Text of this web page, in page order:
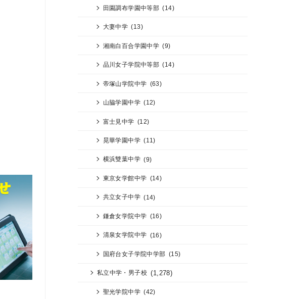
田園調布学園中等部 (14)
大妻中学 (13)
湘南白百合学園中学 (9)
品川女子学院中等部 (14)
帝塚山学院中学 (63)
山脇学園中学 (12)
富士見中学 (12)
晃華学園中学 (11)
横浜雙葉中学 (9)
東京女学館中学 (14)
共立女子中学 (14)
鎌倉女学院中学 (16)
清泉女学院中学 (16)
国府台女子学院中学部 (15)
私立中学・男子校 (1,278)
聖光学院中学 (42)